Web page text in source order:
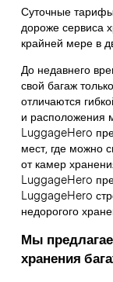
Суточные
дороже сервиса
крайней мере в
До недавнего
свой багаж
отличаются
и расположения
LuggageHero
мест, где можно
от камер
LuggageHero
LuggageHero
недорогого
Мы
хранения